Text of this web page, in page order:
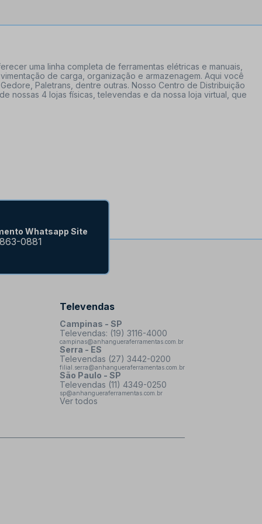
uma linha completa de ferramentas elétricas e manuais,
de carga, organização e armazenagem. Aqui você
Paletrans, dentre outras. Nosso Centro de Distribuição
nossas 4 lojas físicas, televendas e da nossa loja virtual, que
Whatsapp Site
0881
Televendas
Campinas - SP
Televendas: (19) 3116-4000
campinas@anhangueraferramentas.com.br
Serra - ES
Televendas (27) 3442-0200
filial.serra@anhangueraferramentas.com.br
São Paulo - SP
Televendas (11) 4349-0250
sp@anhangueraferramentas.com.br
Ver todos